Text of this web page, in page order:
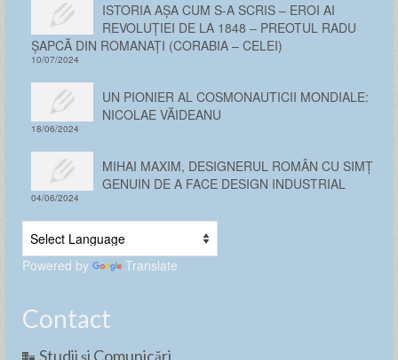
ISTORIA AȘA CUM S-A SCRIS – EROI AI
REVOLUȚIEI DE LA 1848 – PREOTUL RADU
ȘAPCĂ DIN ROMANAȚI (CORABIA – CELEI)
10/07/2024
UN PIONIER AL COSMONAUTICII MONDIALE:
NICOLAE VĂIDEANU
18/06/2024
MIHAI MAXIM, DESIGNERUL ROMÂN CU SIMȚ
GENUIN DE A FACE DESIGN INDUSTRIAL
04/06/2024
Powered by Translate
Contact
Studii și Comunicări